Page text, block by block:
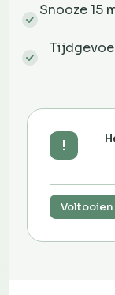
Snooze 15
!
Voltooien